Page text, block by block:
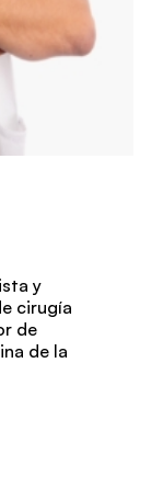
y
cirugía
de
de la